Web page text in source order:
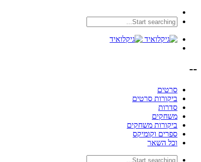
--
סרטים
ביקורות סרטים
סדרות
משחקים
ביקורות משחקים
ספרים וקומיקס
וכל השאר